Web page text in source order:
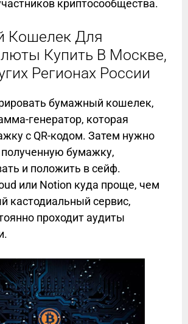
криптосообщества.
Кошелек Для
Купить В Москве,
Регионах России
бумажный кошелек,
генератор, которая
с QR-кодом. Затем нужно
полученную бумажку,
и положить в сейф.
или Notion куда проще, чем
кастодиальный сервис,
проходит аудиты